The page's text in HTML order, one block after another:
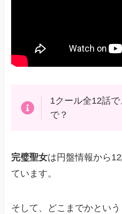
1クール全12話
で？
完璧聖女は円盤情報から
ています。
そして、どこまでかとい